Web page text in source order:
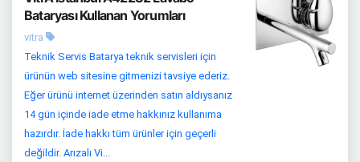
Bataryası Kullanan Yorumları
vitra
Teknik Servis Batarya teknik servisleri için
ürünün web sitesine gitmenizi tavsiye ederiz.
Eğer ürünü internet üzerinden satın aldıysanız
14 gün içinde iade etme hakkınız kullanıma
hazırdır. İade hakkı tüm ürünler için geçerli
değildir. Arızalı Vi...